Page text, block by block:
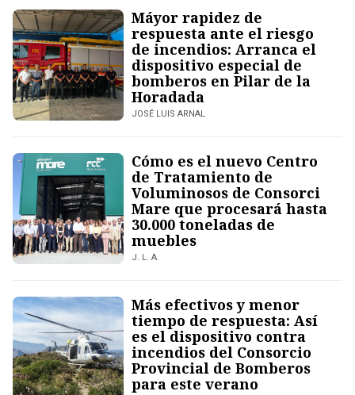
Máyor rapidez de
respuesta ante el riesgo
de incendios: Arranca el
dispositivo especial de
bomberos en Pilar de la
Horadada
JOSÉ LUIS ARNAL
Cómo es el nuevo Centro
de Tratamiento de
Voluminosos de Consorci
Mare que procesará hasta
30.000 toneladas de
muebles
J. L. A.
Más efectivos y menor
tiempo de respuesta: Así
es el dispositivo contra
incendios del Consorcio
Provincial de Bomberos
para este verano